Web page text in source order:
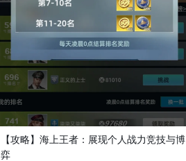
【攻略】海上王者：展现个人战力竞技与博
弈